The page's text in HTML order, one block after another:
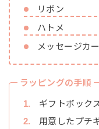
リボン
ハトメ
メッセージカ
ラッピングの手順
ギフトボック
用意したプチ